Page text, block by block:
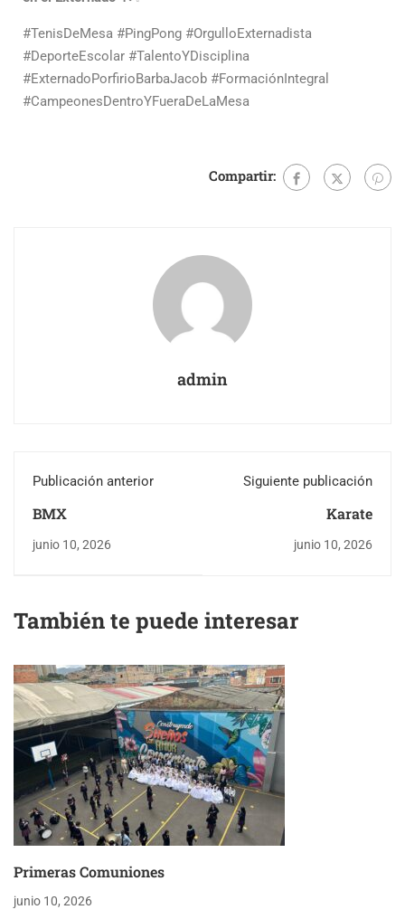
#TenisDeMesa #PingPong #OrgulloExternadista
#DeporteEscolar #TalentoYDisciplina
#ExternadoPorfirioBarbaJacob #FormaciónIntegral
#CampeonesDentroYFueraDeLaMesa
Compartir:
admin
Publicación anterior
BMX
junio 10, 2026
Siguiente publicación
Karate
junio 10, 2026
También te puede interesar
Primeras Comuniones
junio 10, 2026